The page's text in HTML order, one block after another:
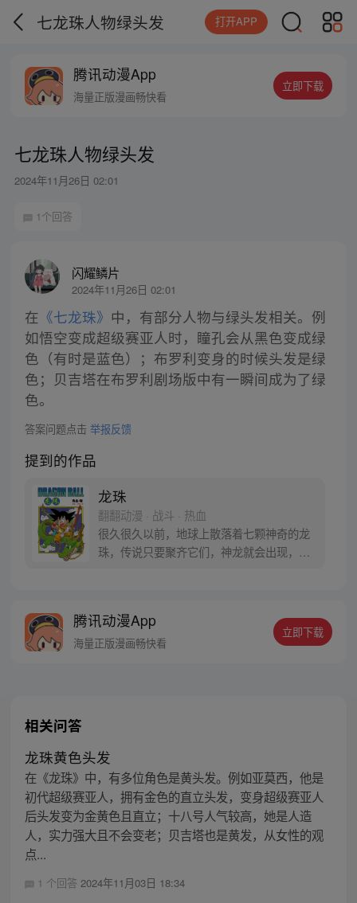
七龙珠人物绿头发 打开APP
腾讯动漫App
海量正版漫画畅快看
立即下载
七龙珠人物绿头发
2024年11月26日 02:01
1个回答
闪耀鳞片
2024年11月26日 02:01
在 《七龙珠》 中，有部分人物与绿头发相关。例
如悟空变成超级赛亚人时，瞳孔会从黑色变成绿
色（有时是蓝色）；布罗利变身的时候头发是绿
色；贝吉塔在布罗利剧场版中有一瞬间成为了绿
色。
答案问题点击 举报反馈
提到的作品
龙珠
翻翻动漫 · 战斗 · 热血
很久很久以前，地球上散落着七颗神奇的龙
珠，传说只要聚齐它们，神龙就会出现，并
腾讯动漫App
海量正版漫画畅快看
立即下载
相关问答
龙珠黄色头发
在《龙珠》中，有多位角色是黄头发。例如亚莫西，他是
初代超级赛亚人，拥有金色的直立头发，变身超级赛亚人
后头发变为金黄色且直立；十八号人气较高，她是人造
人，实力强大且不会变老；贝吉塔也是黄发，从女性的观
点...
1 个回答 2024年11月03日 18:34